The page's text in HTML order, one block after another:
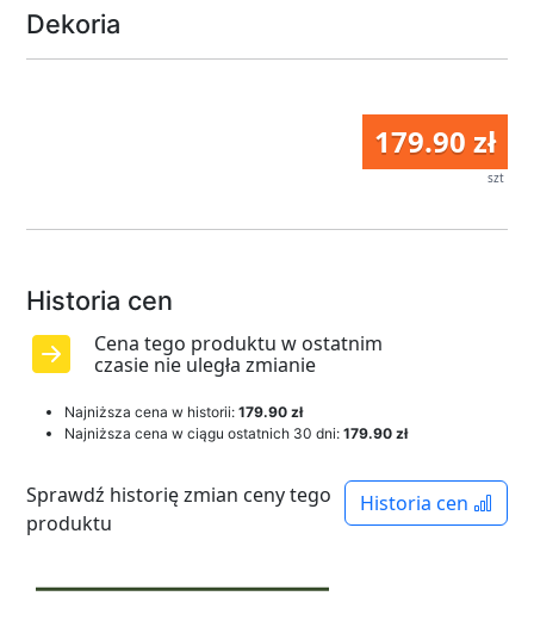
Dekoria
179.90 zł
szt
Historia cen
Cena tego produktu w ostatnim
czasie nie uległa zmianie
Najniższa cena w historii: 179.90 zł
Najniższa cena w ciągu ostatnich 30 dni: 179.90 zł
Historia cen
Sprawdź historię zmian ceny tego
produktu